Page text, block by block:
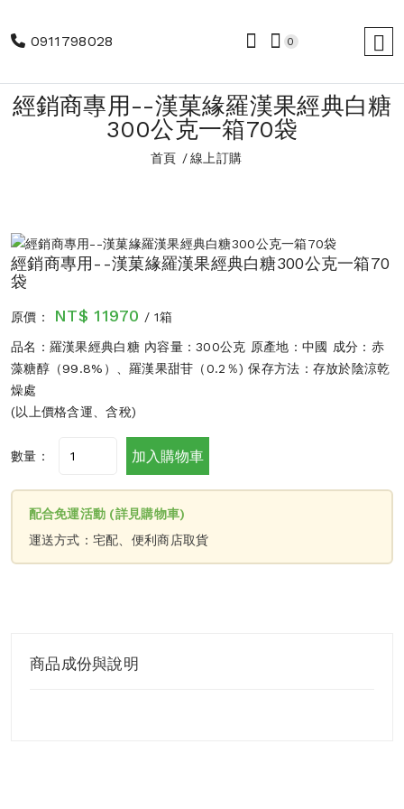
0911798028 0
經銷商專用--漢菓緣羅漢果經典白糖
300公克一箱70袋
首頁 線上訂購
經銷商專用--漢菓緣羅漢果經典白糖300公克一箱70
袋
原價： NT$ 11970 / 1箱
品名：羅漢果經典白糖 內容量：300公克 原產地：中國 成分：赤
藻糖醇（99.8%）、羅漢果甜苷（0.2％) 保存方法：存放於陰涼乾
燥處
(以上價格含運、含稅)
數量： 加入購物車
配合免運活動 (詳見購物車)
運送方式：宅配、便利商店取貨
商品成份與說明